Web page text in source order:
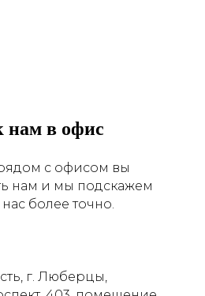
нам в офис
с офисом вы
нам и мы подскажем
более точно.
г. Люберцы,